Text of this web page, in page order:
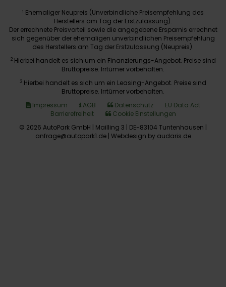
1 Ehemaliger Neupreis (Unverbindliche Preisempfehlung des
Herstellers am Tag der Erstzulassung).
Der errechnete Preisvorteil sowie die angegebene Ersparnis errechnet
sich gegenüber der ehemaligen unverbindlichen Preisempfehlung
des Herstellers am Tag der Erstzulassung (Neupreis).
2 Hierbei handelt es sich um ein Finanzierungs-Angebot. Preise sind
Bruttopreise. Irrtümer vorbehalten.
3 Hierbei handelt es sich um ein Leasing-Angebot. Preise sind
Bruttopreise. Irrtümer vorbehalten.
Impressum
AGB Datenschutz
EU Data Act
Barrierefreiheit
Cookie Einstellungen
© 2026 AutoPark GmbH | Mailling 3 | DE-83104 Tuntenhausen |
anfrage@autopark1.de | Webdesign by audaris.de